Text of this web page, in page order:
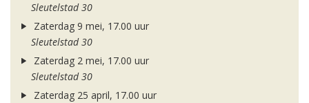
Sleutelstad 30
Zaterdag 9 mei, 17.00 uur
Sleutelstad 30
Zaterdag 2 mei, 17.00 uur
Sleutelstad 30
Zaterdag 25 april, 17.00 uur